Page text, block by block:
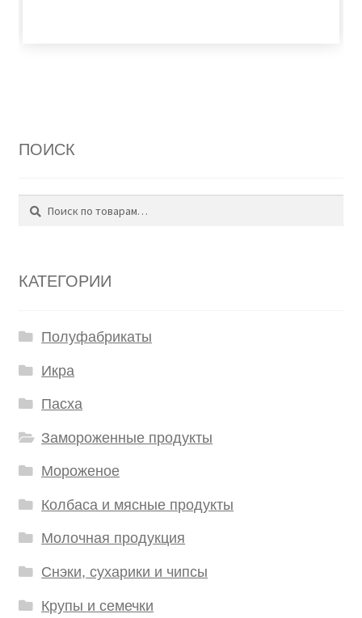
ПОИСК
Поиск
КАТЕГОРИИ
Полуфабрикаты
Икра
Пасха
Замороженные продукты
Мороженое
Колбаса и мясные продукты
Молочная продукция
Снэки, сухарики и чипсы
Крупы и семечки